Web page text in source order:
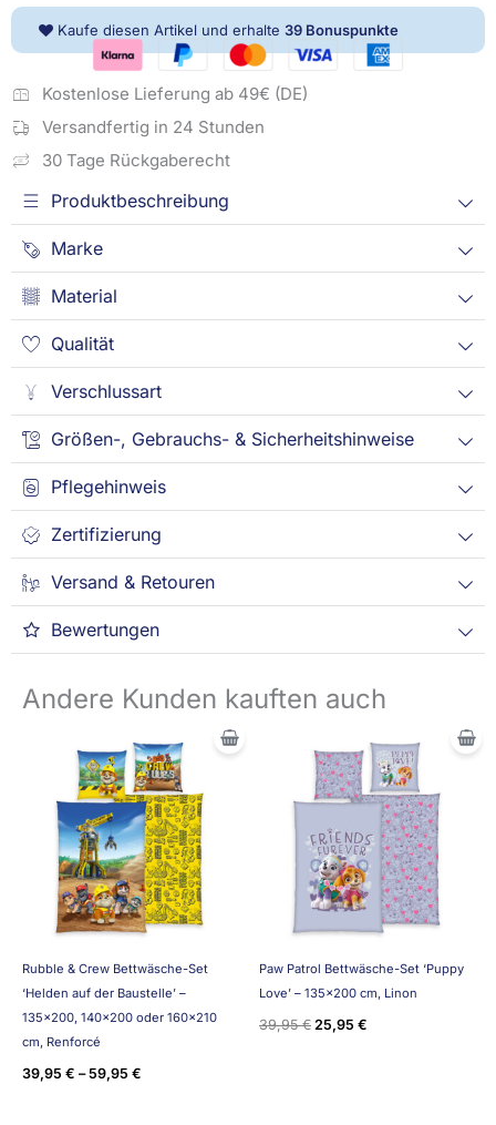
Renforcé
MengeKaufe diesen Artikel und erhalte 39 Bonuspunkte
Kostenlose Lieferung ab 49€ (DE)
Versandfertig in 24 Stunden
30 Tage Rückgaberecht
Produktbeschreibung
Marke
Material
Qualität
Verschlussart
Größen-, Gebrauchs- & Sicherheitshinweise
Pflegehinweis
Zertifizierung
Versand & Retouren
Bewertungen
Andere Kunden kauften auch
Rubble & Crew Bettwäsche-Set
‘Helden auf der Baustelle’ –
135×200, 140×200 oder 160×210
cm, Renforcé
39,95 € –59,95 €
Paw Patrol Bettwäsche-Set ‘Puppy
Love’ – 135×200 cm, Linon
39,95€
Preis
war:
39,95 €
25,95 €
Preis
ist:
25,95 €.